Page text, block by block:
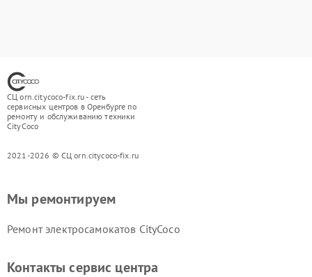
СЦ orn.citycoco-fix.ru - сеть
сервисных центров в Оренбурге по
ремонту и обслуживанию техники
CityCoco
2021-2026 © СЦ orn.citycoco-fix.ru
Мы ремонтируем
Ремонт электросамокатов CityCoco
Контакты сервис центра